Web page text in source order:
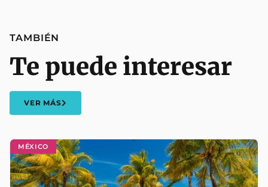
MÉXICO
TAMBIÉN
Te puede interesar
VER MÁS